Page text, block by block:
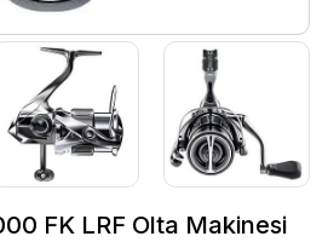
FK LRF Olta Makinesi